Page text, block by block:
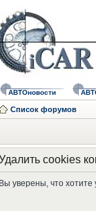
АВТОновости
Список форумов
cookies
Вы уверены, что